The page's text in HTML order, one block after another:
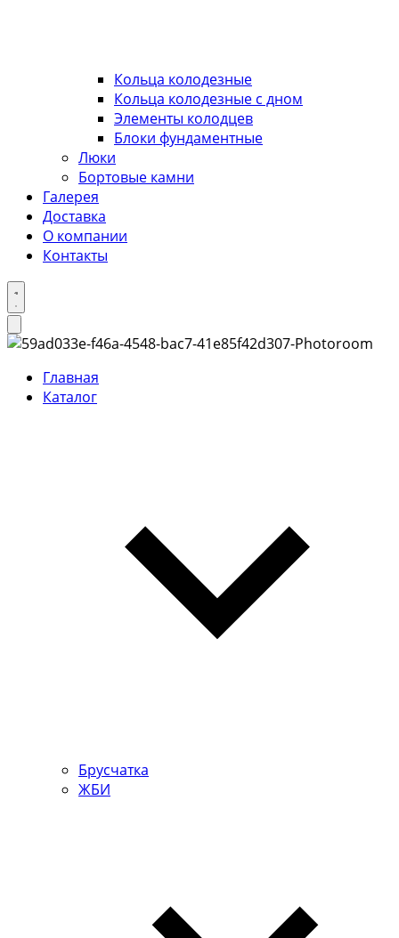
Кольца колодезные
Кольца колодезные с дном
Элементы колодцев
Блоки фундаментные
Люки
Бортовые камни
Галерея
Доставка
О компании
Контакты
Главная
Каталог
Брусчатка
ЖБИ